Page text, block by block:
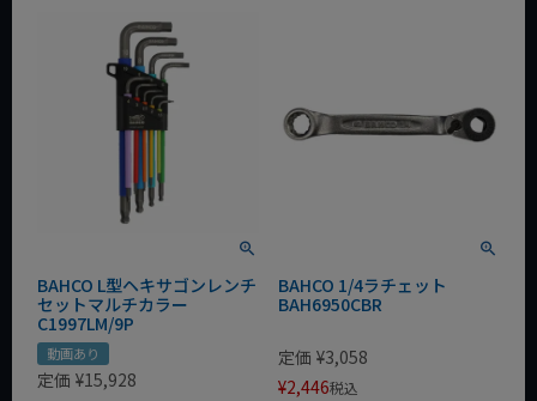
BAHCO L型ヘキサゴンレンチ
セットマルチカラー
C1997LM/9P
動画あり
定価 ¥15,928
BAHCO 1/4ラチェット
BAH6950CBR
定価 ¥3,058
¥2,446税込